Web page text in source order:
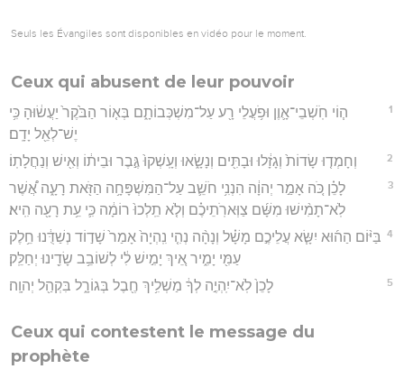
Seuls les Évangiles sont disponibles en vidéo pour le moment.
Ceux qui abusent de leur pouvoir
1
ה֧וֹי חֹֽשְׁבֵי־אָ֛וֶן וּפֹ֥עֲלֵי רָ֖ע עַל־מִשְׁכְּבוֹתָ֑ם בְּא֤וֹר הַבֹּ֙קֶר֙ יַעֲשׂ֔וּהָ כִּ֥י
יֶשׁ־לְאֵ֖ל יָדָֽם׃
2 וְחָמְד֤וּ שָׂדוֹת֙ וְגָזָ֔לוּ וּבָתִּ֖ים וְנָשָׂ֑אוּ וְעָֽשְׁקוּ֙ גֶּ֣בֶר וּבֵית֔וֹ וְאִ֖ישׁ וְנַחֲלָתֽוֹ׃
3
לָכֵ֗ן כֹּ֚ה אָמַ֣ר יְהוָ֔ה הִנְנִ֥י חֹשֵׁ֛ב עַל־הַמִּשְׁפָּחָ֥ה הַזֹּ֖את רָעָ֑ה אֲ֠שֶׁר
לֹֽא־תָמִ֨ישׁוּ מִשָּׁ֜ם צַוְּארֹֽתֵיכֶ֗ם וְלֹ֤א תֵֽלְכוּ֙ רוֹמָ֔ה כִּ֛י עֵ֥ת רָעָ֖ה הִֽיא׃
4 בַּיּ֨וֹם הַה֜וּא יִשָּׂ֧א עֲלֵיכֶ֣ם מָשָׁ֗ל וְנָהָ֨ה נְהִ֤י נִֽהְיָה֙ אָמַר֙ שָׁד֣וֹד נְשַׁדֻּ֔נוּ חֵ֥לֶק
עַמִּ֖י יָמִ֑יר אֵ֚יךְ יָמִ֣ישׁ לִ֔י לְשׁוֹבֵ֥ב שָׂדֵ֖ינוּ יְחַלֵּֽק׃
5 לָכֵן֙ לֹֽא־יִֽהְיֶ֣ה לְךָ֔ מַשְׁלִ֥יךְ חֶ֖בֶל בְּגוֹרָ֑ל בִּקְהַ֖ל יְהוָֽה׃
Ceux qui contestent le message du
prophète